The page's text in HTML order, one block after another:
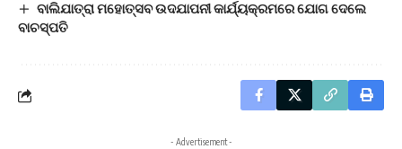
ବାଲିଯାତ୍ରା ମହୋତ୍ସବ ଉଦଯାପନୀ କାର୍ଯ୍ୟକ୍ରମରେ ଯୋଗ ଦେଲେ
ବାଚସ୍ପତି
- Advertisement -